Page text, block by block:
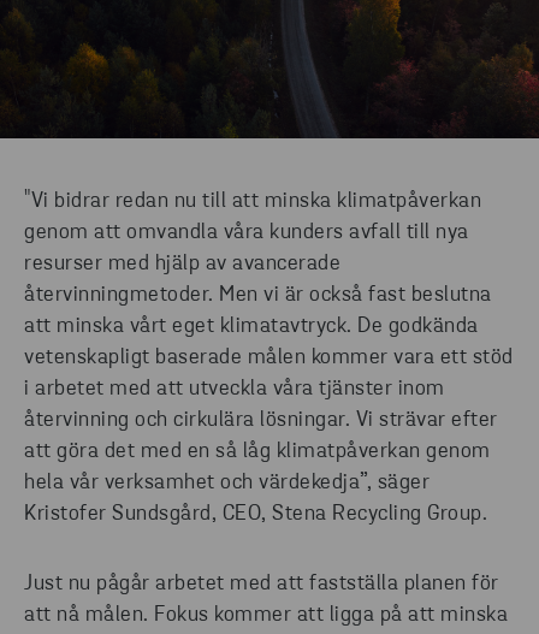
"Vi bidrar redan nu till att minska klimatpåverkan
genom att omvandla våra kunders avfall till nya
resurser med hjälp av avancerade
återvinningmetoder. Men vi är också fast beslutna
att minska vårt eget klimatavtryck. De godkända
vetenskapligt baserade målen kommer vara ett stöd
i arbetet med att utveckla våra tjänster inom
återvinning och cirkulära lösningar. Vi strävar efter
att göra det med en så låg klimatpåverkan genom
hela vår verksamhet och värdekedja”, säger
Kristofer Sundsgård, CEO, Stena Recycling Group.
Just nu pågår arbetet med att fastställa planen för
att nå målen. Fokus kommer att ligga på att minska